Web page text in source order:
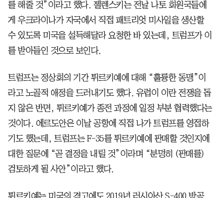
를 해줄 것”이라고 했다. 젤렌스키는 전날 나토 회원국들에
게 우크라이나가 자국에서 직접 패트리엇 미사일을 생산할
수 있도록 미국을 설득해달라 요청한 바 있는데, 트럼프가 이
를 받아들인 것으로 보인다.
트럼프는 정상회의 기간 튀르키예에 대해 “훌륭한 동맹”이
라고 노골적 애정을 드러내기도 했다. 유럽이 이란 전쟁을 돕
지 않은 반면, 튀르키예가 종전 과정에 일정 부분 협력했다는
것이다. 에르도안은 이날 공항에 직접 나가 트럼프를 영접하
기도 했는데, 트럼프는 F-35를 튀르키예에 판매할 것인지에
대한 질문에 “곧 결정을 내릴 것”이라며 “분명히 (판매를)
검토하게 될 사안”이라고 했다.
튀르키예는 미국의 경고에도 2019년 러시아산 S-400 방공